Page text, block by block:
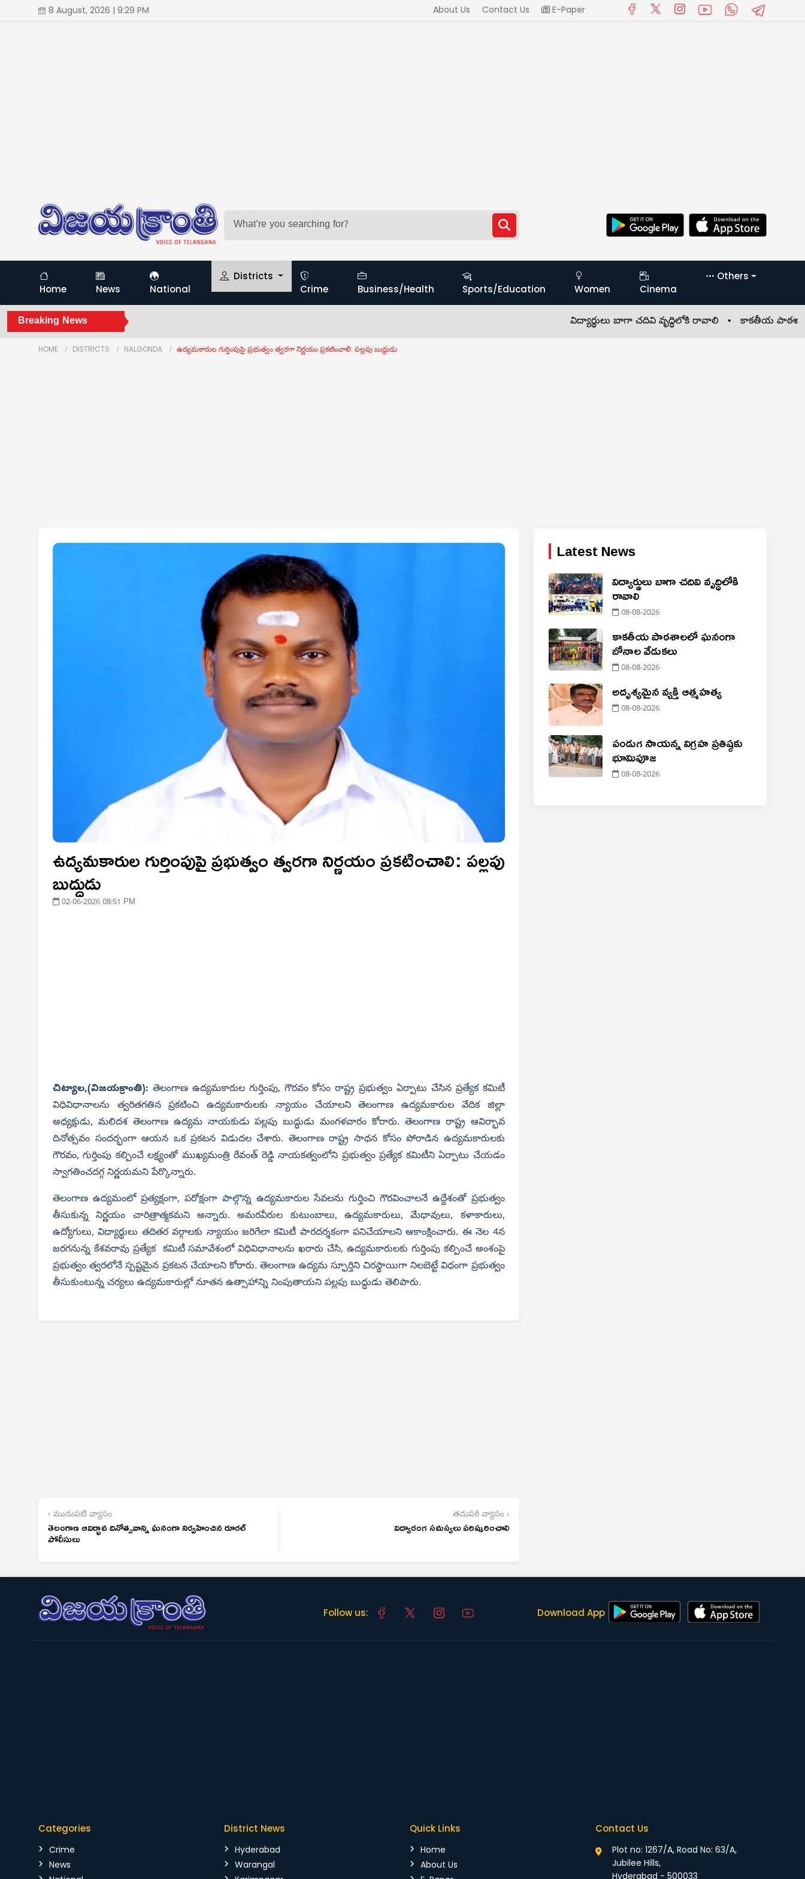
8 August, 2026 | 9:29 PM About Us Contact Us E-Paper
Home News National
Districts
Crime
Business/Health Sports/Education Women Cinema
Others
Breaking News విద్యార్థులు బాగా చదివి వృద్ధిలోకి రావాలి •కాకతీయ పాఠశాలలో
HOME DISTRICTS NALGONDA ఉద్యమకారుల గుర్తింపుపై ప్రభుత్వం త్వరగా నిర్ణయం ప్రకటించాలి: పల్లపు బుద్ధుడు
ఉద్యమకారుల గుర్తింపుపై ప్రభుత్వం త్వరగా నిర్ణయం ప్రకటించాలి: పల్లపు
బుద్ధుడు
02-06-2026 08:51 PM
చిట్యాల,(విజయక్రాంతి): తెలంగాణ ఉద్యమకారుల గుర్తింపు, గౌరవం కోసం రాష్ట్ర ప్రభుత్వం ఏర్పాటు చేసిన ప్రత్యేక కమిటీ
విధివిధానాలను త్వరితగతిన ప్రకటించి ఉద్యమకారులకు న్యాయం చేయాలని తెలంగాణ ఉద్యమకారుల వేదిక జిల్లా
అధ్యక్షుడు, మలిదశ తెలంగాణ ఉద్యమ నాయకుడు పల్లపు బుద్ధుడు మంగళవారం కోరారు. తెలంగాణ రాష్ట్ర ఆవిర్భావ
దినోత్సవం సందర్భంగా ఆయన ఒక ప్రకటన విడుదల చేశారు. తెలంగాణ రాష్ట్ర సాధన కోసం పోరాడిన ఉద్యమకారులకు
గౌరవం, గుర్తింపు కల్పించే లక్ష్యంతో ముఖ్యమంత్రి రేవంత్ రెడ్డి నాయకత్వంలోని ప్రభుత్వం ప్రత్యేక కమిటీని ఏర్పాటు చేయడం
స్వాగతించదగ్గ నిర్ణయమని పేర్కొన్నారు.
తెలంగాణ ఉద్యమంలో ప్రత్యక్షంగా, పరోక్షంగా పాల్గొన్న ఉద్యమకారుల సేవలను గుర్తించి గౌరవించాలనే ఉద్దేశంతో ప్రభుత్వం
తీసుకున్న నిర్ణయం చారిత్రాత్మకమని అన్నారు. అమరవీరుల కుటుంబాలు, ఉద్యమకారులు, మేధావులు, కళాకారులు,
ఉద్యోగులు, విద్యార్థులు తదితర వర్గాలకు న్యాయం జరిగేలా కమిటీ పారదర్శకంగా పనిచేయాలని ఆకాంక్షించారు. ఈ నెల 4న
జరగనున్న కేశవరావు ప్రత్యేక కమిటీ సమావేశంలో విధివిధానాలను ఖరారు చేసి, ఉద్యమకారులకు గుర్తింపు కల్పించే అంశంపై
ప్రభుత్వం త్వరలోనే స్పష్టమైన ప్రకటన చేయాలని కోరారు. తెలంగాణ ఉద్యమ స్ఫూర్తిని చిరస్థాయిగా నిలబెట్టే విధంగా ప్రభుత్వం
తీసుకుంటున్న చర్యలు ఉద్యమకారుల్లో నూతన ఉత్సాహాన్ని నింపుతాయని పల్లపు బుద్ధుడు తెలిపారు.
‹ మునుపటి వ్యాసం
తెలంగాణ ఆవిర్భావ దినోత్సవాన్ని ఘనంగా నిర్వహించిన రూరల్
పోలీసులు
తదుపరి వ్యాసం ›
విద్యారంగ సమస్యలు పరిష్కరించాలి
Latest News
విద్యార్థులు బాగా చదివి వృద్ధిలోకి
రావాలి
08-08-2026
కాకతీయ పాఠశాలలో ఘనంగా
బోనాల వేడుకలు
08-08-2026
అదృశ్య‌మైన వ్య‌క్తి ఆత్మ‌హ‌త్య‌
08-08-2026
పండుగ సాయన్న విగ్రహ ప్రతిష్ఠకు
భూమిపూజ
08-08-2026
Follow us: Download App
Categories
Crime
News
District News
Hyderabad
Warangal
Quick Links
Home
About Us
Contact Us
Plot no: 1267/A, Road No: 63/A,
Jubilee Hills,
Hyderabad - 500033